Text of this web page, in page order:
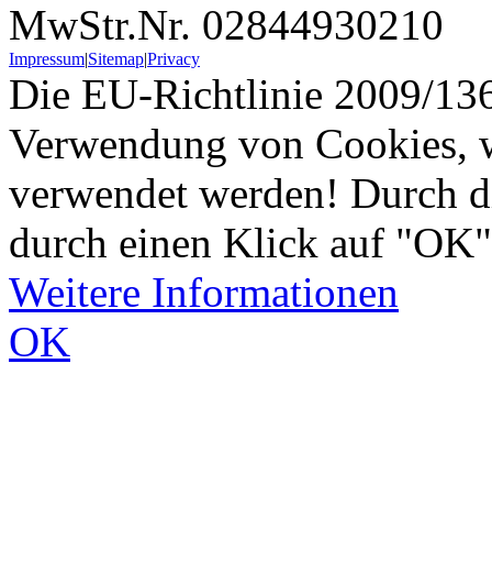
MwStr.Nr. 02844930210
Impressum|Sitemap|Privacy
Die EU-Richtlinie 2009/
Verwendung von Cookies,
verwendet werden! Durch
durch einen Klick auf
Weitere Informationen
OK